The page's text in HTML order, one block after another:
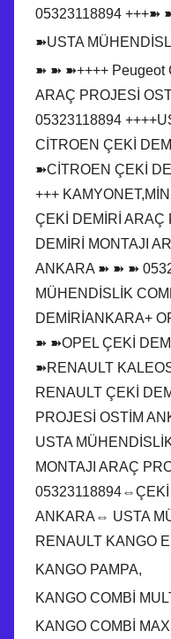
05323118894 +++➽
➽USTA
➽ ➽ ➽++++ Peugeot
ARAÇ PROJESİ
05323118894
CİTROEN ÇEKİ
➽CİTROEN ÇEKİ
+++
ÇEKİ DEMİRİ ARAÇ
DEMİRİ MONTAJI
ANKARA ➽ ➽ ➽
MÜHENDİSLİK
DEMİRİANKARA+
➽ ➽OPEL ÇEKİ
➽RENAULT
RENAULT ÇEKİ
PROJESİ OSTİM
USTA
MONTAJI ARAÇ
05323118894⇔ÇEKİ
ANKARA⇔ USTA
RENAULT KANGO
KANGO PAMPA,
KANGO COMBİ
KANGO COMBİ